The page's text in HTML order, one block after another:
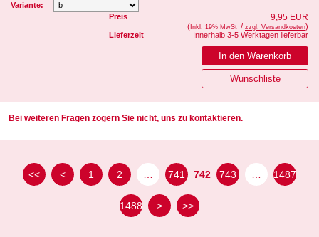
Variante:
Preis
9,95 EUR
( Inkl. 19% MwSt / zzgl. Versandkosten)
Lieferzeit
Innerhalb 3-5 Werktagen lieferbar
Bei weiteren Fragen zögern Sie nicht, uns zu kontaktieren.
<< < 1 2 741 742 743 1487
1488 > >>